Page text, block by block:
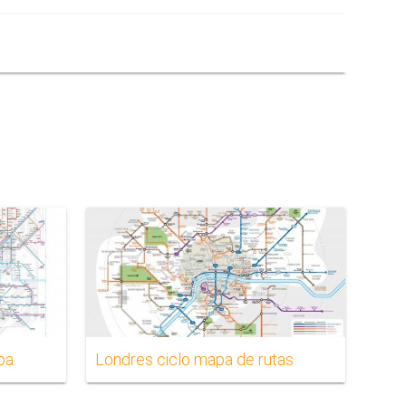
Londres ciclo mapa de rutas